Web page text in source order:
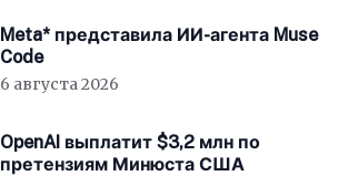
Meta* представила ИИ-агента Muse
Code
6 августа 2026
OpenAI выплатит $3,2 млн по
претензиям Минюста США